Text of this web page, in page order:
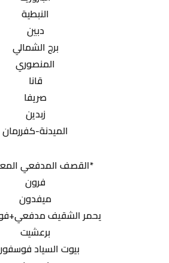
النبطية
دبين
برج الشمالي
المنصوري
قانا
صريفا
زبدين
الميدنة-كفررمان
*القصف المدفعي
فرون
ميفدون
يحمر الشقيف
برعشيت
بيوت السياد